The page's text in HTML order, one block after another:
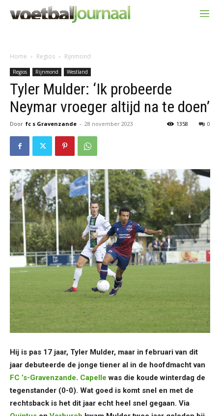
Home Regios Rijnmond
Regios Rijnmond Westland
Tyler Mulder: ‘Ik probeerde
Neymar vroeger altijd na te doen’
Door fc s Gravenzande - 28 november 2023 0
1358
Hij is pas 17 jaar, Tyler Mulder, maar in februari van dit
jaar debuteerde de jonge tiener al in de hoofdmacht van
FC ’s-Gravenzande. Capelle was die koude winterdag de
tegenstander (0-0). Wat goed is komt snel en met de
rechtsback is het dit jaar echt heel snel gegaan. Via